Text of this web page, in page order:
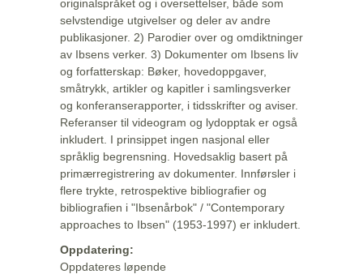
originalspråket og i oversettelser, både som
selvstendige utgivelser og deler av andre
publikasjoner. 2) Parodier over og omdiktninger
av Ibsens verker. 3) Dokumenter om Ibsens liv
og forfatterskap: Bøker, hovedoppgaver,
småtrykk, artikler og kapitler i samlingsverker
og konferanserapporter, i tidsskrifter og aviser.
Referanser til videogram og lydopptak er også
inkludert. I prinsippet ingen nasjonal eller
språklig begrensning. Hovedsaklig basert på
primærregistrering av dokumenter. Innførsler i
flere trykte, retrospektive bibliografier og
bibliografien i "Ibsenårbok" / "Contemporary
approaches to Ibsen" (1953-1997) er inkludert.
Oppdatering:
Oppdateres løpende